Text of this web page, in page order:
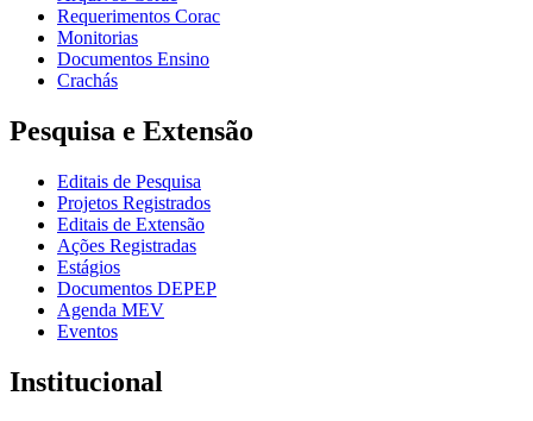
Requerimentos Corac
Monitorias
Documentos Ensino
Crachás
Pesquisa e Extensão
Editais de Pesquisa
Projetos Registrados
Editais de Extensão
Ações Registradas
Estágios
Documentos DEPEP
Agenda MEV
Eventos
Institucional